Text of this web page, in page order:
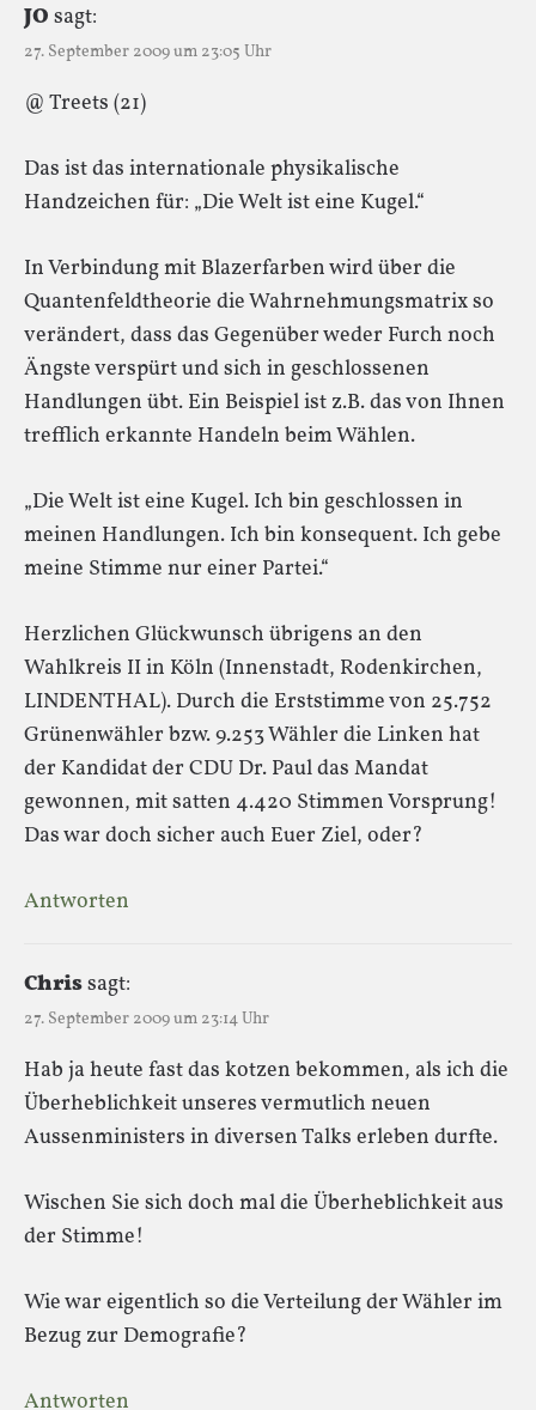
JO sagt:
27. September 2009 um 23:05 Uhr
@ Treets (21)
Das ist das internationale physikalische
Handzeichen für: „Die Welt ist eine Kugel.“
In Verbindung mit Blazerfarben wird über die
Quantenfeldtheorie die Wahrnehmungsmatrix so
verändert, dass das Gegenüber weder Furch noch
Ängste verspürt und sich in geschlossenen
Handlungen übt. Ein Beispiel ist z.B. das von Ihnen
trefflich erkannte Handeln beim Wählen.
„Die Welt ist eine Kugel. Ich bin geschlossen in
meinen Handlungen. Ich bin konsequent. Ich gebe
meine Stimme nur einer Partei.“
Herzlichen Glückwunsch übrigens an den
Wahlkreis II in Köln (Innenstadt, Rodenkirchen,
LINDENTHAL). Durch die Erststimme von 25.752
Grünenwähler bzw. 9.253 Wähler die Linken hat
der Kandidat der CDU Dr. Paul das Mandat
gewonnen, mit satten 4.420 Stimmen Vorsprung!
Das war doch sicher auch Euer Ziel, oder?
Antworten
Chrissagt:
27. September 2009 um 23:14 Uhr
Hab ja heute fast das kotzen bekommen, als ich die
Überheblichkeit unseres vermutlich neuen
Aussenministers in diversen Talks erleben durfte.
Wischen Sie sich doch mal die Überheblichkeit aus
der Stimme!
Wie war eigentlich so die Verteilung der Wähler im
Bezug zur Demografie?
Antworten